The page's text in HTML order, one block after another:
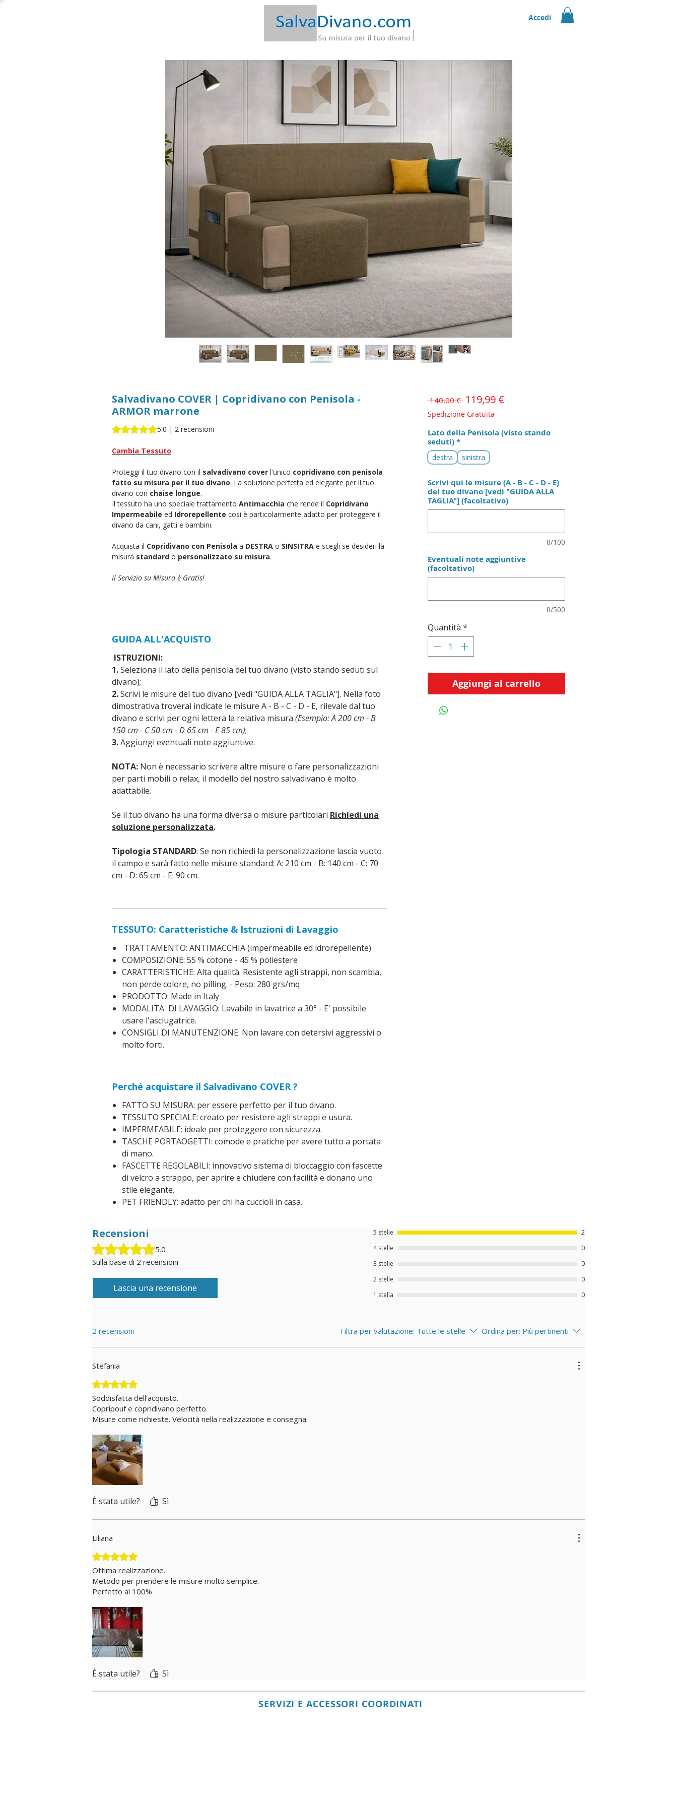
Accedi
Salvadivano COVER | Copridivano con Penisola -
ARMOR marrone
Sulla base di 2 recensioni, la valutazione è 5.0 su cinque stelle
5.0 | 2 recensioni
Cambia Tessuto
Proteggi il tuo divano con il salvadivano cover l'unico copridivano con penisola
fatto su misura per il tuo divano. La soluzione perfetta ed elegante per il tuo
divano con chaise longue.
Il tessuto ha uno speciale trattamento Antimacchia che rende il Copridivano
Impermeabile ed Idrorepellente cosi è particolarmente adatto per proteggere il
divano da cani, gatti e bambini.
Acquista il Copridivano con Penisola a DESTRA o SINSITRA e scegli se desideri la
misura standard o personalizzato su misura.
Il Servizio su Misura è Gratis!
GUIDA ALL'ACQUISTO
ISTRUZIONI:
1.Seleziona il lato della penisola del tuo divano (visto stando seduti sul
divano);
2.Scrivi le misure del tuo divano [vedi "GUIDA ALLA TAGLIA"]. Nella foto
dimostrativa troverai indicate le misure A - B - C - D - E, rilevale dal tuo
divano e scrivi per ogni lettera la relativa misura (Esempio: A 200 cm - B
150 cm - C 50 cm - D 65 cm - E 85 cm);
3.Aggiungi eventuali note aggiuntive.
NOTA: Non è necessario scrivere altre misure o fare personalizzazioni
per parti mobili o relax, il modello del nostro salvadivano è molto
adattabile.
Se il tuo divano ha una forma diversa o misure particolari Richiedi una
soluzione personalizzata.
Tipologia STANDARD: Se non richiedi la personalizzazione lascia vuoto
il campo e sarà fatto nelle misure standard: A: 210 cm - B: 140 cm - C: 70
cm - D: 65 cm - E: 90 cm.
TESSUTO: Caratteristiche & Istruzioni di Lavaggio
TRATTAMENTO: ANTIMACCHIA (impermeabile ed idrorepellente)
COMPOSIZIONE: 55 % cotone - 45 % poliestere
CARATTERISTICHE: Alta qualità. Resistente agli strappi, non scambia,
non perde colore, no pilling. - Peso: 280 grs/mq
PRODOTTO: Made in Italy
MODALITA' DI LAVAGGIO: Lavabile in lavatrice a 30° - E' possibile
usare l'asciugatrice.
CONSIGLI DI MANUTENZIONE: Non lavare con detersivi aggressivi o
molto forti.
Perché acquistare il Salvadivano COVER ?
FATTO SU MISURA: per essere perfetto per il tuo divano.
TESSUTO SPECIALE: creato per resistere agli strappi e usura.
IMPERMEABILE: ideale per proteggere con sicurezza.
TASCHE PORTAOGETTI: comode e pratiche per avere tutto a portata
di mano.
FASCETTE REGOLABILI: innovativo sistema di bloccaggio con fascette
di velcro a strappo, per aprire e chiudere con facilità e donano uno
stile elegante.
PET FRIENDLY: adatto per chi ha cuccioli in casa.
140,00 € Prezzo
regolare
119,99 €Prezzo
Spedizione Gratuita
Lato della Penisola (visto stando
seduti) *
destra sinistra
Scrivi qui le misure (A - B - C - D - E)
del tuo divano [vedi "GUIDA ALLA
TAGLIA"] (facoltativo)
0/100
Eventuali note aggiuntive
(facoltativo)
0/500
Quantità *
Aggiungi al carrello
Recensioni
Valutazione 5 stelle su 5.
5.0
Sulla base di 2 recensioni
Lascia una recensione
5 stelle
2
4 stelle
0
3 stelle
0
2 stelle
0
1 stella
0
2 recensioni Filtra per valutazione: Tutte le stelle Ordina per: Più pertinenti
Stefania
Valutazione 5 stelle su 5.
Soddisfatta dell’acquisto.
Copripouf e copridivano perfetto.
Misure come richieste. Velocità nella realizzazione e consegna.
È stata utile? Sì
Liliana
Valutazione 5 stelle su 5.
Ottima realizzazione.
Metodo per prendere le misure molto semplice.
Perfetto al 100%
È stata utile? Sì
SERVIZI E ACCESSORI COORDINATI